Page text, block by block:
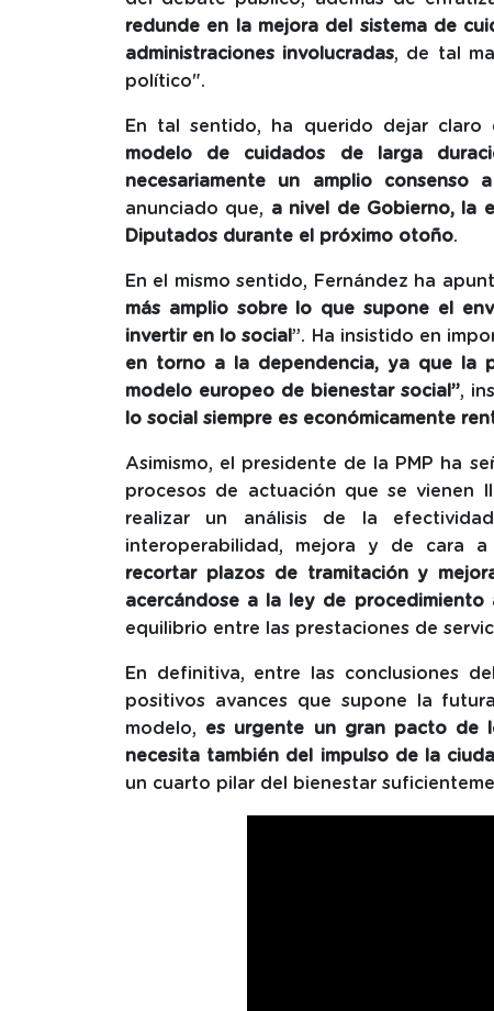
redunde en la mejora del sistema de
administraciones involucradas, de tal
político".
En tal sentido, ha querido dejar claro
modelo de cuidados de larga
necesariamente un amplio consenso
anunciado que, a nivel de Gobierno, la
Diputados durante el próximo otoño.
En el mismo sentido, Fernández ha
más amplio sobre lo que supone el
invertir en lo social”. Ha insistido en
en torno a la dependencia, ya que la
modelo europeo de bienestar social”,
lo social siempre es económicamente
Asimismo, el presidente de la PMP ha
procesos de actuación que se vienen
realizar un análisis de la
interoperabilidad, mejora y de cara
recortar plazos de tramitación y
acercándose a la ley de procedimiento
equilibrio entre las prestaciones de
En definitiva, entre las conclusiones
positivos avances que supone la
modelo, es urgente un gran pacto de
necesita también del impulso de la
un cuarto pilar del bienestar